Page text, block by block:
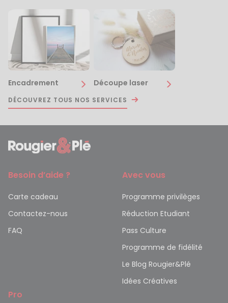
Encadrement Découpe laser
DÉCOUVREZ TOUS NOS SERVICES
Besoin d’aide ?
Carte cadeau
Contactez-nous
FAQ
Avec vous
Programme privilèges
Réduction Etudiant
Pass Culture
Programme de fidélité
Le Blog Rougier&Plé
Idées Créatives
Pro